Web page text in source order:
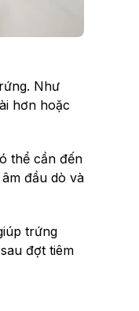
Như
hơn hoặc
thể cần đến
đầu dò và
trứng
đợt tiêm